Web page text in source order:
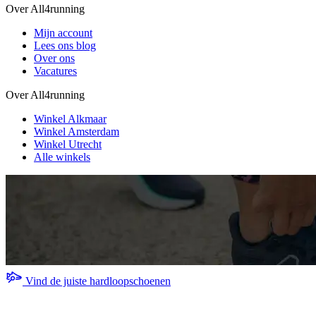
Over All4running
Mijn account
Lees ons blog
Over ons
Vacatures
Over All4running
Winkel Alkmaar
Winkel Amsterdam
Winkel Utrecht
Alle winkels
Vind de juiste hardloopschoenen